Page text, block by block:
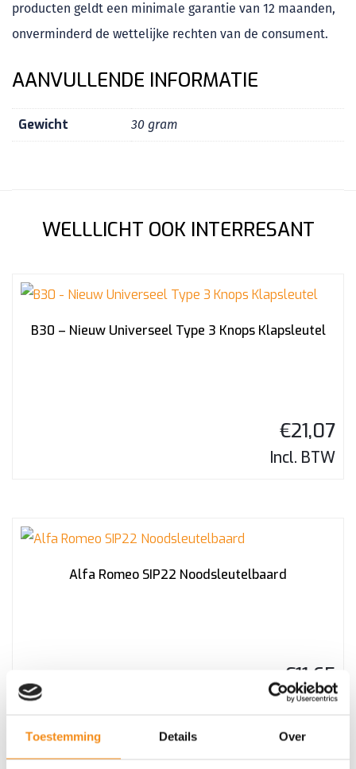
Toestemming Details Over
producten geldt een minimale garantie van 12 maanden,
onverminderd de wettelijke rechten van de consument.
AANVULLENDE INFORMATIE
Gewicht 30 gram
WELLLICHT OOK INTERRESANT
B30 – Nieuw Universeel Type 3 Knops Klapsleutel
€21,07
Incl. BTW
Alfa Romeo SIP22 Noodsleutelbaard
€11,65
Incl. BTW